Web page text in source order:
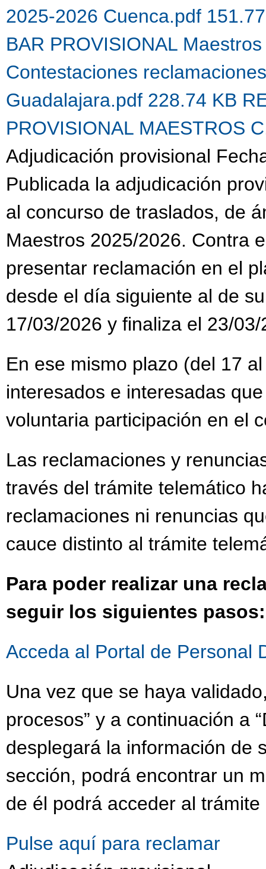
2025-2026 Cuenca.pdf
BAR PROVISIONAL
Contestaciones
Guadalajara.pdf 228.74 KB
PROVISIONAL MAESTROS
Adjudicación provisional
Publicada la adjudicación
al concurso de traslados, de
Maestros 2025/2026. Contra
presentar reclamación en el
desde el día siguiente al de
17/03/2026 y finaliza el 23/
En ese mismo plazo (del 17
interesados e interesadas
voluntaria participación en el
Las reclamaciones y
través del trámite telemático
reclamaciones ni renuncias
cauce distinto al trámite
Para poder realizar una
seguir los siguientes pasos:
Acceda al Portal de Personal
Una vez que se haya
procesos” y a continuación a
desplegará la información de
sección, podrá encontrar un
de él podrá acceder al
Pulse aquí para reclamar